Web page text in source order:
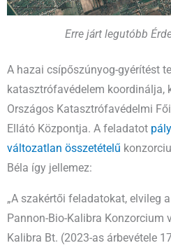
Erre járt legutóbb
A hazai csípőszúnyog-gyérítést
katasztrófavédelem koordinálja,
Országos Katasztrófavédelmi
Ellátó Központja. A feladatot
változatlan összetételű
Béla így jellemez:
„A szakértői feladatokat, elvileg
Pannon-Bio-Kalibra Konzorcium
Kalibra Bt. (2023-as árbevétele